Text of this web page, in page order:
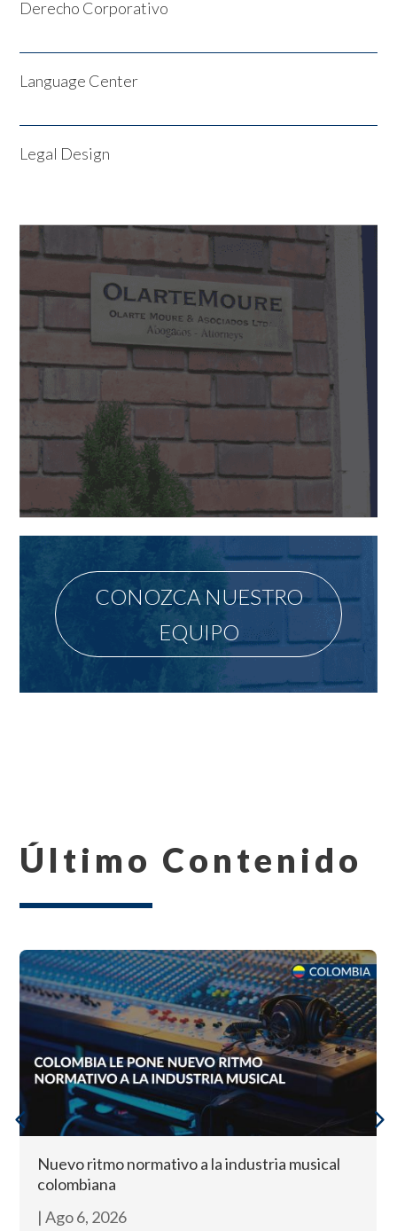
Derecho Corporativo
Language Center
Legal Design
CONOZCA NUESTRO
EQUIPO
Último Contenido
Nuevo ritmo normativo a la industria musical
colombiana
| Ago 6, 2026